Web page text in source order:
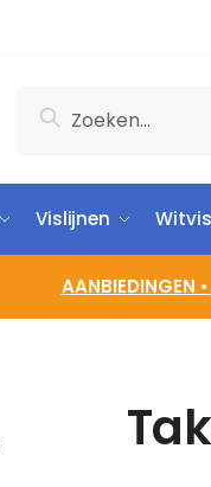
Zoeken
Vislijnen
AANBIEDINGEN •